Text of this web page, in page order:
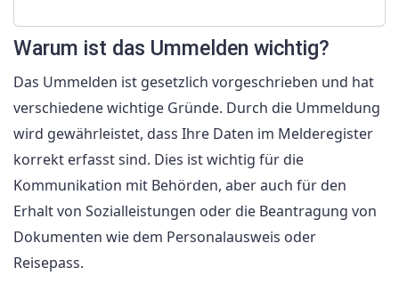
Warum ist das Ummelden wichtig?
Das Ummelden ist gesetzlich vorgeschrieben und hat
verschiedene wichtige Gründe. Durch die Ummeldung
wird gewährleistet, dass Ihre Daten im Melderegister
korrekt erfasst sind. Dies ist wichtig für die
Kommunikation mit Behörden, aber auch für den
Erhalt von Sozialleistungen oder die Beantragung von
Dokumenten wie dem Personalausweis oder
Reisepass.